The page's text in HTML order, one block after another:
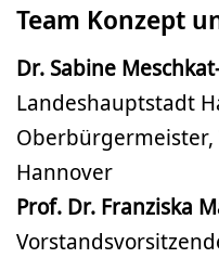
Team Konzept
Dr. Sabine
Landeshauptstadt
Hannover
Prof. Dr. Franziska